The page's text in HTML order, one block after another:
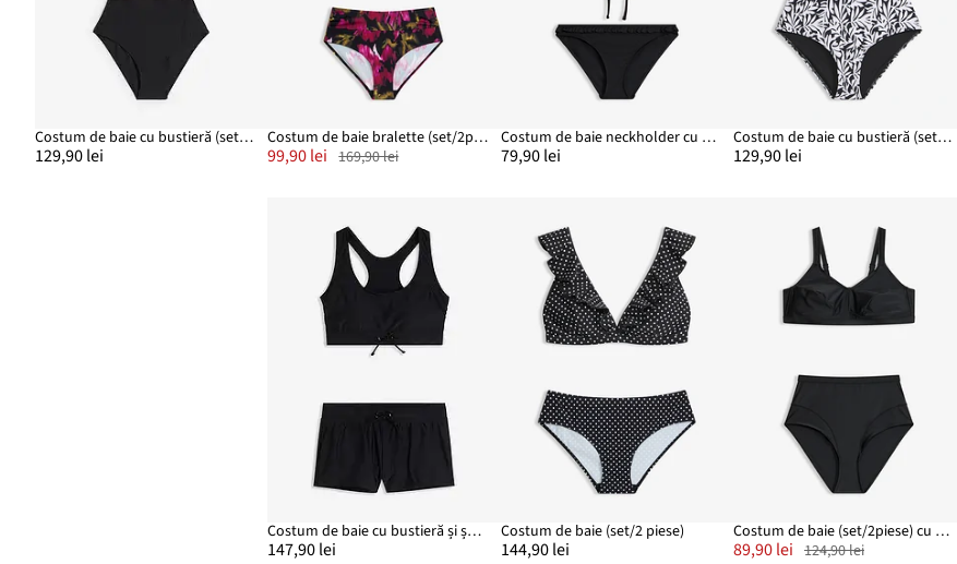
Costum de baie cu bustieră (set/2 buc.)
129,90 lei
Costum de baie bralette (set/2piese)
99,90 lei 169,90 lei
Costum de baie neckholder cu volănașe (set/2 piese)
79,90 lei
Costum de baie cu bustieră (set/2 piese)
129,90 lei
Costum de baie cu bustieră și șort de baie (set/2 piese)
147,90 lei
Costum de baie (set/2 piese)
144,90 lei
Costum de baie (set/2piese) cu acoperire mare
89,90 lei 124,90 lei